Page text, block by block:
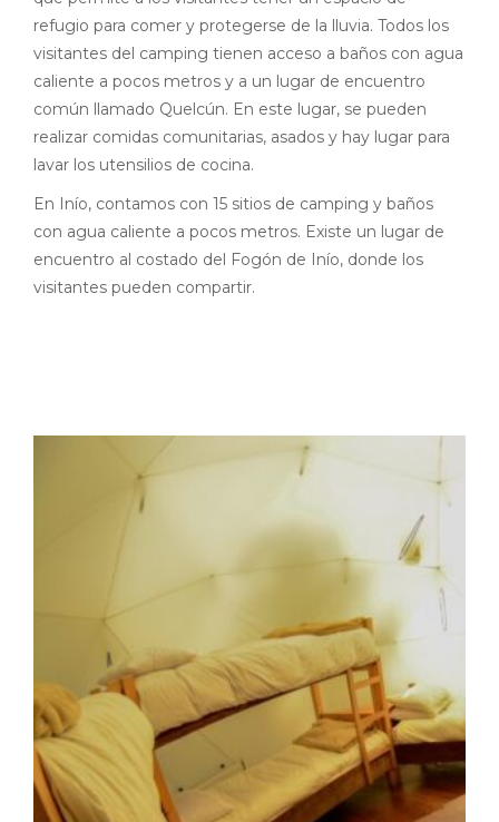
refugio para comer y protegerse de la lluvia. Todos los
visitantes del camping tienen acceso a baños con agua
caliente a pocos metros y a un lugar de encuentro
común llamado Quelcún. En este lugar, se pueden
realizar comidas comunitarias, asados y hay lugar para
lavar los utensilios de cocina.
En Inío, contamos con 15 sitios de camping y baños
con agua caliente a pocos metros. Existe un lugar de
encuentro al costado del Fogón de Inío, donde los
visitantes pueden compartir.